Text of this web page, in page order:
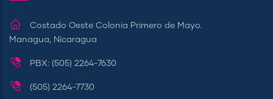
Costado Oeste Colonia Primero de Mayo.
Managua, Nicaragua
PBX: (505) 2264-7630
(505) 2264-7730